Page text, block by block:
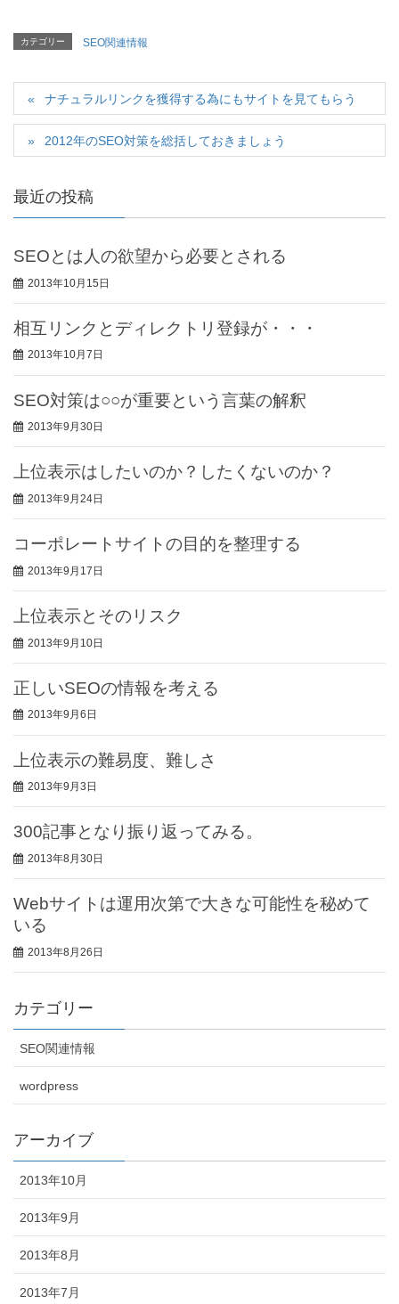
カテゴリー SEO関連情報
ナチュラルリンクを獲得する為にもサイトを見てもらう
2012年のSEO対策を総括しておきましょう
最近の投稿
SEOとは人の欲望から必要とされる
2013年10月15日
相互リンクとディレクトリ登録が・・・
2013年10月7日
SEO対策は○○が重要という言葉の解釈
2013年9月30日
上位表示はしたいのか？したくないのか？
2013年9月24日
コーポレートサイトの目的を整理する
2013年9月17日
上位表示とそのリスク
2013年9月10日
正しいSEOの情報を考える
2013年9月6日
上位表示の難易度、難しさ
2013年9月3日
300記事となり振り返ってみる。
2013年8月30日
Webサイトは運用次第で大きな可能性を秘めて
いる
2013年8月26日
カテゴリー
SEO関連情報
wordpress
アーカイブ
2013年10月
2013年9月
2013年8月
2013年7月